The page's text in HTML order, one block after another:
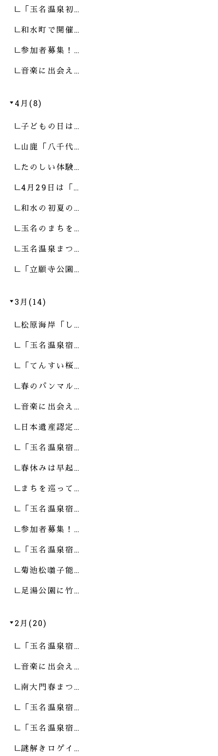
「玉名温泉初…
和水町で開催…
参加者募集！…
音楽に出会え…
4月(8)
子どもの日は…
山鹿「八千代…
たのしい体験…
4月29日は「…
和水の初夏の…
玉名のまちを…
玉名温泉まつ…
「立願寺公園…
3月(14)
松原海岸「し…
「玉名温泉宿…
「てんすい桜…
春のパンマル…
音楽に出会え…
日本遺産認定…
「玉名温泉宿…
春休みは早起…
まちを巡って…
「玉名温泉宿…
参加者募集！…
「玉名温泉宿…
菊池松囃子能…
足湯公園に竹…
2月(20)
「玉名温泉宿…
音楽に出会え…
南大門春まつ…
「玉名温泉宿…
「玉名温泉宿…
謎解きロゲイ…